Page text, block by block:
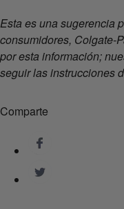
Esta es una sugerencia
consumidores, Colgate-
por esta información;
seguir las instrucciones
Comparte